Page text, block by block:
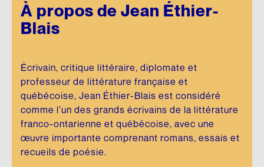
À propos de Jean Éthier-
Blais
Écrivain, critique littéraire, diplomate et
professeur de littérature française et
québécoise, Jean Éthier-Blais est considéré
comme l’un des grands écrivains de la littérature
franco-ontarienne et québécoise, avec une
œuvre importante comprenant romans, essais et
recueils de poésie.